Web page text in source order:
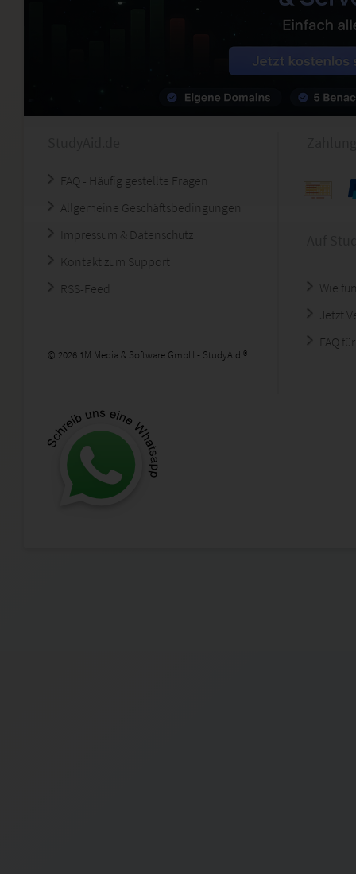
FAQ - Häufig gestellte Fragen
Allgemeine Geschäftsbedingungen
Impressum & Datenschutz
Kontakt zum Support
RSS-Feed
© 2026 1M Media & Software GmbH - StudyAid ®
Wie
Jetzt
FAQ